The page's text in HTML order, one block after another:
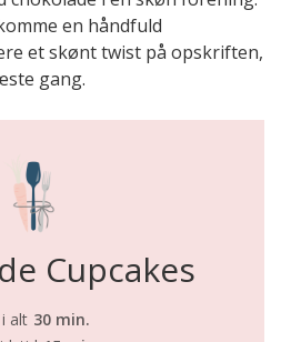
en håndfuld
et skønt twist på opskriften,
gang.
Cupcakes
alt 30 min.